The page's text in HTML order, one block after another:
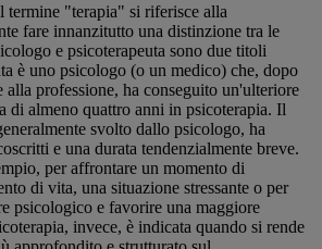
termine "terapia" si riferisce alla
fare innanzitutto una distinzione tra le
e psicoterapeuta sono due titoli
è uno psicologo (o un medico) che, dopo
alla professione, ha conseguito un'ulteriore
di almeno quattro anni in psicoterapia. Il
svolto dallo psicologo, ha
e una durata tendenzialmente breve.
per affrontare un momento di
di vita, una situazione stressante o per
psicologico e favorire una maggiore
invece, è indicata quando si rende